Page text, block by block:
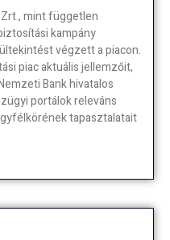
mint független
kampány
végzett a piacon.
piac aktuális jellemzőit,
Bank hivatalos
portálok releváns
tapasztalatait